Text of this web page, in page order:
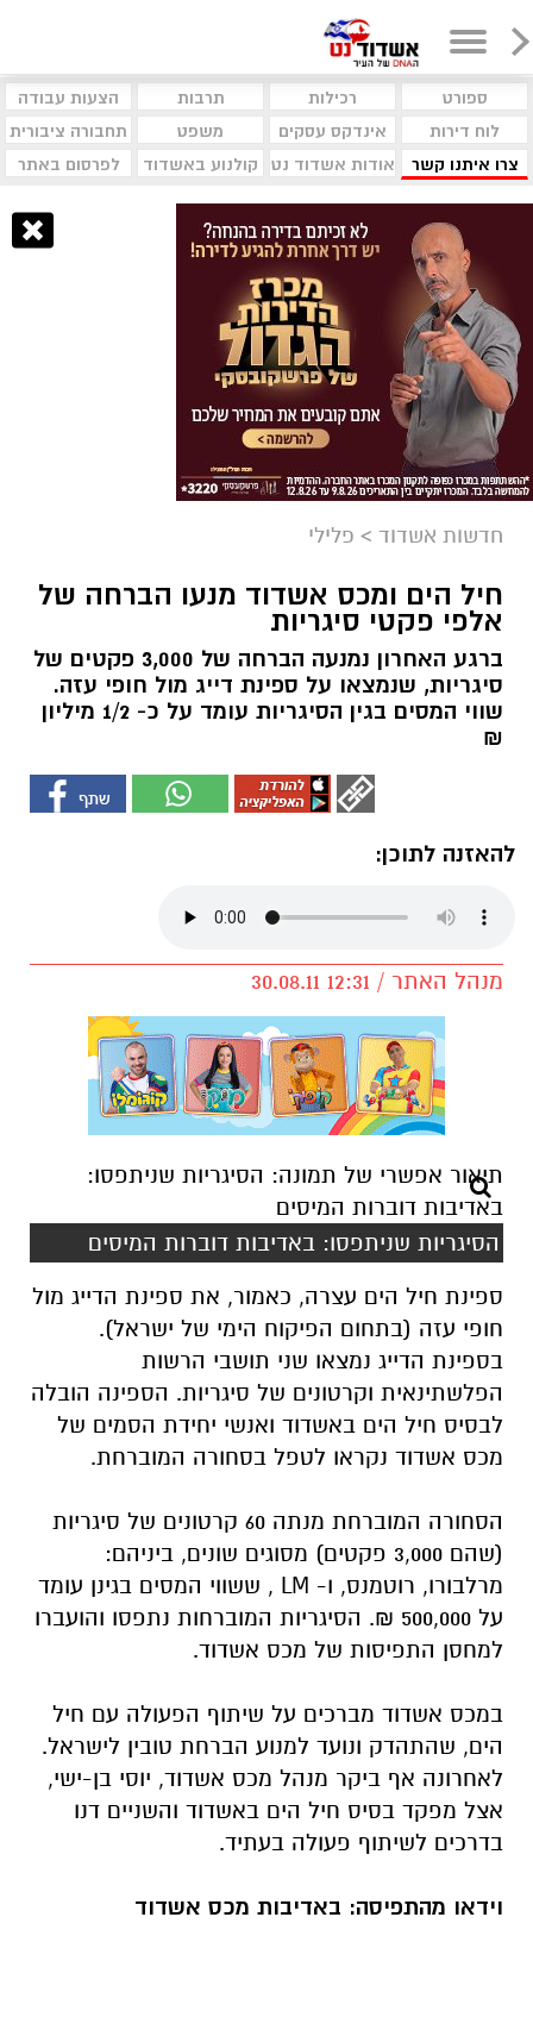
ספורט רכילות תרבות
הצעות עבודה
לוח דירות
אינדקס עסקים משפט
תחבורה ציבורית
צרו איתנו קשר
אודות אשדוד נט קולנוע באשדוד לפרסום באתר
חדשות אשדוד > פלילי
חיל הים ומכס אשדוד מנעו הברחה של
אלפי פקטי סיגריות
ברגע האחרון נמנעה הברחה של 3,000 פקטים של
סיגריות, שנמצאו על ספינת דייג מול חופי עזה.
שווי המסים בגין הסיגריות עומד על כ- 1/2 מיליון
₪
להאזנה לתוכן:
מנהל האתר / 12:31 30.08.11
הסיגריות שניתפסו: באדיבות דוברות המיסים
ספינת חיל הים עצרה, כאמור, את ספינת הדייג מול
חופי עזה (בתחום הפיקוח הימי של ישראל).
בספינת הדייג נמצאו שני תושבי הרשות
הפלשתינאית וקרטונים של סיגריות. הספינה הובלה
לבסיס חיל הים באשדוד ואנשי יחידת הסמים של
מכס אשדוד נקראו לטפל בסחורה המוברחת.
הסחורה המוברחת מנתה 60 קרטונים של סיגריות
(שהם 3,000 פקטים) מסוגים שונים, ביניהם:
מרלבורו, רוטמנס, ו- LM , ששווי המסים בגינן עומד
על 500,000 ₪. הסיגריות המוברחות נתפסו והועברו
למחסן התפיסות של מכס אשדוד.
במכס אשדוד מברכים על שיתוף הפעולה עם חיל
הים, שהתהדק ונועד למנוע הברחת טובין לישראל.
לאחרונה אף ביקר מנהל מכס אשדוד, יוסי בן-ישי,
אצל מפקד בסיס חיל הים באשדוד והשניים דנו
בדרכים לשיתוף פעולה בעתיד.
וידאו מהתפיסה: באדיבות מכס אשדוד